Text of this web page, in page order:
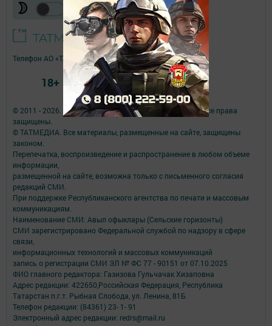
© 2011 - 2026. Авыл офыклары (Сельские горизонты). Все права
защищены.
© ТАТМЕДИА. Все материалы, размещенные на сайте, защищены
законом.
Перепечатка, воспроизведение и распространение в любом объеме
информации,
размещенной на сайте, возможна только с письменного согласия
редакций СМИ.
При поддержке Республиканского агентства по печати и массовым
коммуникациям.
Наименование СМИ: Авыл офыклары (Сельские горизонты)
СМИ зарегистрировано Федеральной службой по надзору в сфере
связи,
информационных технологий и массовых коммуникаций
запись о регистрации СМИ ЭЛ № ФС 77 - 90151 от 07.10.2025
ФИО главного редактора: Газизова Гульчачак Хизаповна
Адрес редакции: 422650,Российская Федерация, Республика
Татарстан п.г.т. Рыбная Слобода, ул. Ленина, 81Б
Телефон редакции: (84361) 23- 1- 91
Электронный адрес редакции: redrs@mail.ru
Телефон АО «ТАТМЕДИА»:(843) 222 09 84
18+